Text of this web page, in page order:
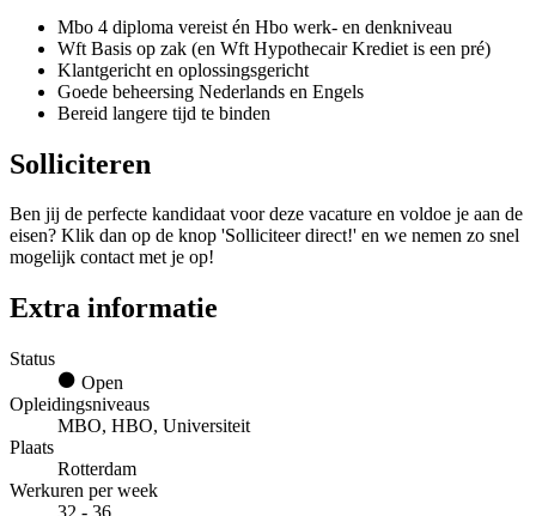
Mbo 4 diploma vereist én Hbo werk- en denkniveau
Wft Basis op zak (en Wft Hypothecair Krediet is een pré)
Klantgericht en oplossingsgericht
Goede beheersing Nederlands en Engels
Bereid langere tijd te binden
Solliciteren
Ben jij de perfecte kandidaat voor deze vacature en voldoe je aan de
eisen? Klik dan op de knop 'Solliciteer direct!' en we nemen zo snel
mogelijk contact met je op!
Extra informatie
Status
Open
Opleidingsniveaus
MBO, HBO, Universiteit
Plaats
Rotterdam
Werkuren per week